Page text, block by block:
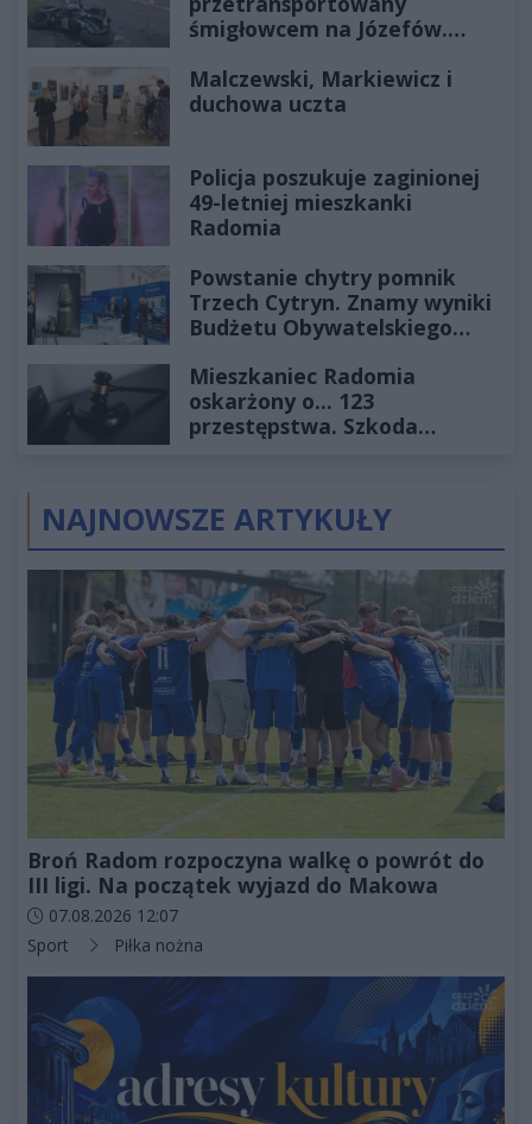
śmigłowcem na Józefów.
Malczewski, Markiewicz i
duchowa uczta
Policja poszukuje zaginionej
49-letniej mieszkanki
Radomia
Powstanie chytry pomnik
Trzech Cytryn. Znamy wyniki
Budżetu Obywatelskiego
Mieszkaniec Radomia
oskarżony o... 123
przestępstwa. Szkoda
NAJNOWSZE ARTYKUŁY
Broń Radom rozpoczyna walkę o powrót do
III ligi. Na początek wyjazd do Makowa
Data dodania artykułu:
07.08.2026 12:07
Kategorie artykułu:
Sport Piłka nożna